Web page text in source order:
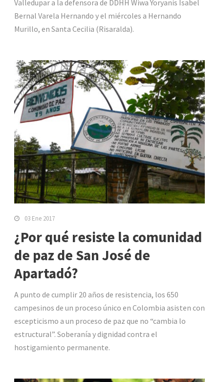
Valledupar a la defensora de DDHH Wiwa Yoryanis Isabel
Bernal Varela Hernando y el miércoles a Hernando
Murillo, en Santa Cecilia (Risaralda).
03 Ene 2017
¿Por qué resiste la comunidad
de paz de San José de
Apartadó?
A punto de cumplir 20 años de resistencia, los 650
campesinos de un proceso único en Colombia asisten con
escepticismo a un proceso de paz que no “cambia lo
estructural”. Soberanía y dignidad contra el
hostigamiento permanente.